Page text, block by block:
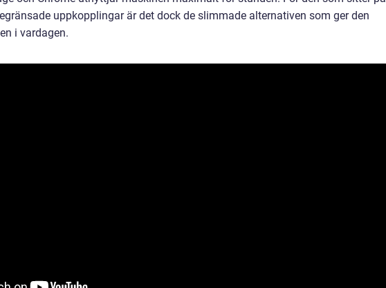
uppkopplingar är det dock de slimmade alternativen som ger den
i vardagen.